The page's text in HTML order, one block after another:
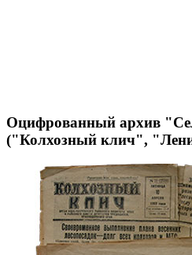
Оцифрованный архив
("Колхозный клич",